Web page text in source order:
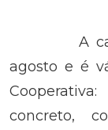
A
agosto e é
concreto,